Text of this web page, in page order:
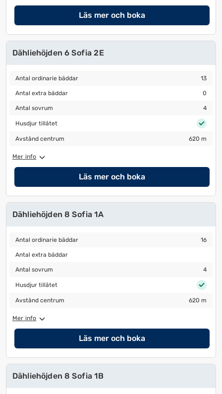
Läs mer och boka
Dähliehöjden 6 Sofia 2E
Antal ordinarie bäddar
Antal ordinarie bäddar 13
Antal extra bäddar
Antal extra bäddar 0
Antal sovrum
Antal sovrum 4
Husdjur tillåtet
Husdjur tillåtet
Avstånd centrum
Avstånd centrum 620 m
Mer info
Läs mer och boka
Dähliehöjden 8 Sofia 1A
Antal ordinarie bäddar
Antal ordinarie bäddar 16
Antal extra bäddar
Antal extra bäddar
Antal sovrum
Antal sovrum 4
Husdjur tillåtet
Husdjur tillåtet
Avstånd centrum
Avstånd centrum 620 m
Mer info
Läs mer och boka
Dähliehöjden 8 Sofia 1B